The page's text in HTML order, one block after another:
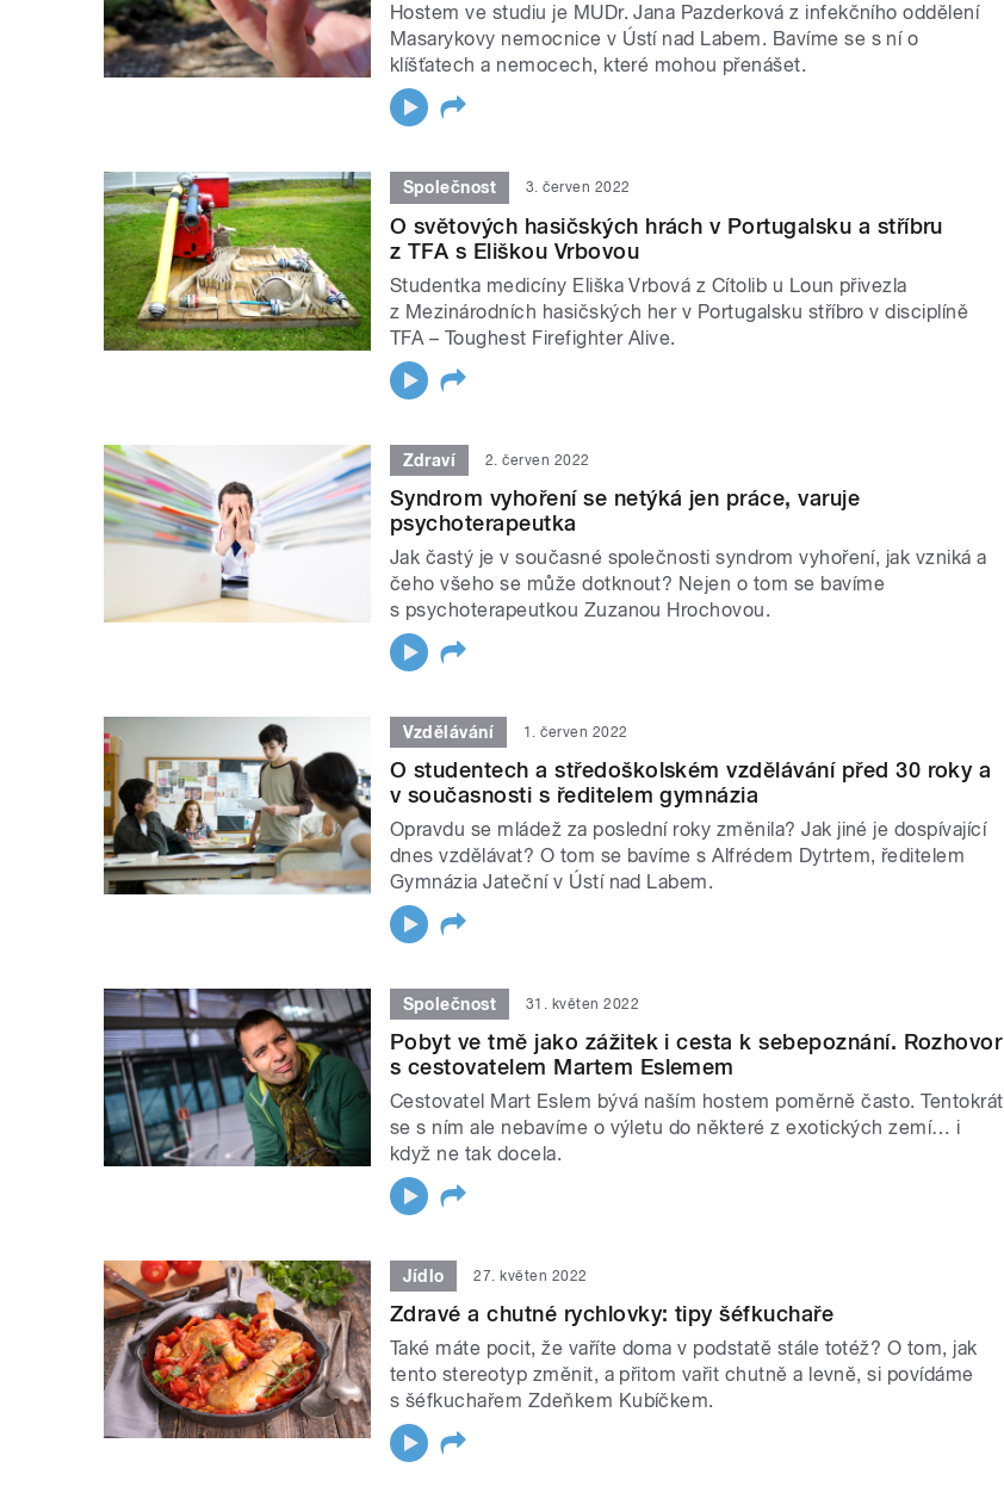
Hostem ve studiu je MUDr. Jana Pazderková z infekčního oddělení
Masarykovy nemocnice v Ústí nad Labem. Bavíme se s ní o
klíšťatech a nemocech, které mohou přenášet.
Společnost 3. červen 2022
O světových hasičských hrách v Portugalsku a stříbru
z TFA s Eliškou Vrbovou
Studentka medicíny Eliška Vrbová z Cítolib u Loun přivezla
z Mezinárodních hasičských her v Portugalsku stříbro v disciplíně
TFA – Toughest Firefighter Alive.
Zdraví 2. červen 2022
Syndrom vyhoření se netýká jen práce, varuje
psychoterapeutka
Jak častý je v současné společnosti syndrom vyhoření, jak vzniká a
čeho všeho se může dotknout? Nejen o tom se bavíme
s psychoterapeutkou Zuzanou Hrochovou.
Vzdělávání 1. červen 2022
O studentech a středoškolském vzdělávání před 30 roky a
v současnosti s ředitelem gymnázia
Opravdu se mládež za poslední roky změnila? Jak jiné je dospívající
dnes vzdělávat? O tom se bavíme s Alfrédem Dytrtem, ředitelem
Gymnázia Jateční v Ústí nad Labem.
Společnost 31. květen 2022
Pobyt ve tmě jako zážitek i cesta k sebepoznání. Rozhovor
s cestovatelem Martem Eslemem
Cestovatel Mart Eslem bývá naším hostem poměrně často. Tentokrát
se s ním ale nebavíme o výletu do některé z exotických zemí… i
když ne tak docela.
Jídlo 27. květen 2022
Zdravé a chutné rychlovky: tipy šéfkuchaře
Také máte pocit, že vaříte doma v podstatě stále totéž? O tom, jak
tento stereotyp změnit, a přitom vařit chutně a levně, si povídáme
s šéfkuchařem Zdeňkem Kubíčkem.